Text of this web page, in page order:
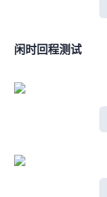
闲时IPV6回程测试